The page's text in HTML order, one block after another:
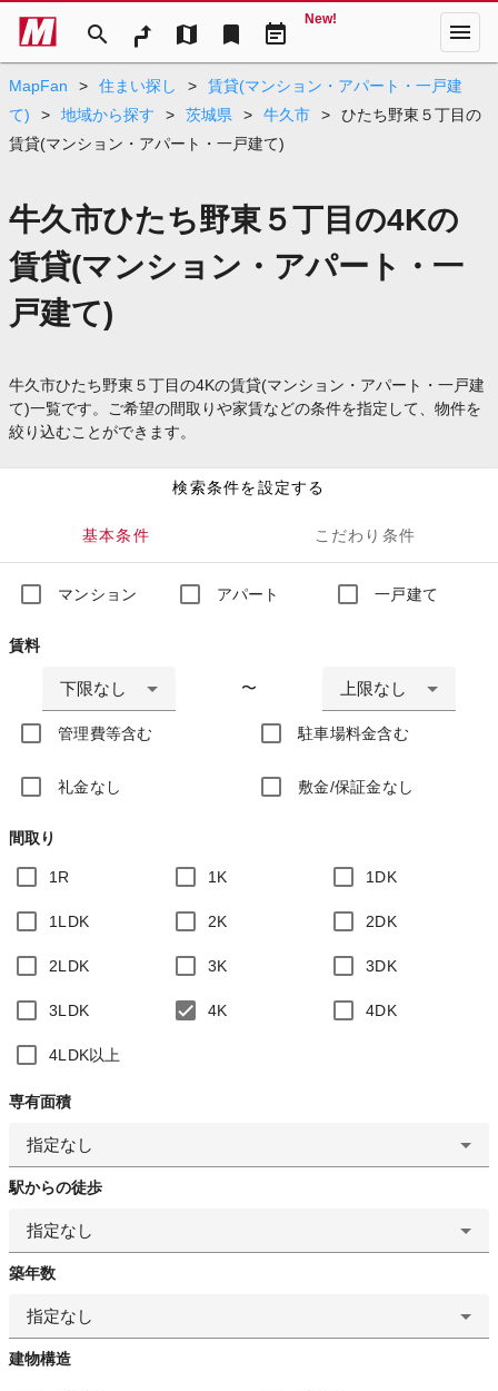
search map bookmark event_note
New! menu
MapFan > 住まい探し >
賃貸(マンション・アパート・一戸建
て)
> 地域から探す > 茨城県 > 牛久市 >
ひたち野東５丁目の
賃貸(マンション・アパート・一戸建て)
牛久市ひたち野東５丁目の4Kの
賃貸(マンション・アパート・一
戸建て)
牛久市ひたち野東５丁目の4Kの賃貸(マンション・アパート・一戸建
て)一覧です。ご希望の間取りや家賃などの条件を指定して、物件を
絞り込むことができます。
検索条件を設定する
基本条件 こだわり条件
マンション アパート 一戸建て
賃料
下限なし 〜 上限なし
管理費等含む 駐車場料金含む
礼金なし 敷金/保証金なし
間取り
1R 1K 1DK
1LDK 2K 2DK
2LDK 3K 3DK
3LDK 4K 4DK
4LDK以上
専有面積
指定なし
駅からの徒歩
指定なし
築年数
指定なし
建物構造